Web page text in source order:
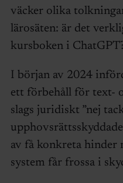
väcker olika
lärosäten: är det
kursboken i
I början av 2024
ett förbehåll för text-
slags juridiskt ”nej
av få konkreta hinder
system får frossa i